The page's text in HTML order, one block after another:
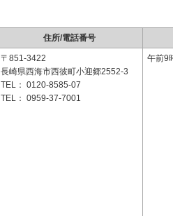
住所/電話番号
〒851-3422
長崎県西海市西彼町小迎郷2552-3
TEL： 0120-8585-07
TEL： 0959-37-7001
午前9